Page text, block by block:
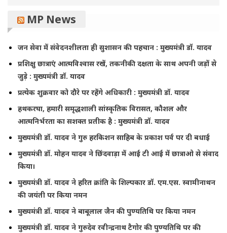
MP News
जन सेवा में संवेदनशीलता ही सुशासन की पहचान : मुख्यमंत्री डॉ. यादव
प्रशिक्षु छात्राएं आत्मविश्वास रखें, तकनीकी दक्षता के साथ अपनी जड़ों से
जुड़े : मुख्यमंत्री डॉ. यादव
प्रत्येक शुक्रवार को दौरे पर रहेंगे अधिकारी : मुख्यमंत्री डॉ. यादव
हथकरघा, हमारी समृद्धशाली सांस्कृतिक विरासत, कौशल और
आत्मनिर्भरता का सशक्त प्रतीक है : मुख्यमंत्री डॉ. यादव
मुख्यमंत्री डॉ. यादव ने गुरु हरकिशन साहिब के प्रकाश पर्व पर दी बधाई
मुख्यमंत्री डॉ. मोहन यादव ने छिंदवाड़ा में आई टी आई में छात्राओ से संवाद
किया।
मुख्यमंत्री डॉ. यादव ने हरित क्रांति के शिल्पकार डॉ. एम.एस. स्वामीनाथन
की जयंती पर किया नमन
मुख्यमंत्री डॉ. यादव ने बाबूलाल जैन की पुण्यतिथि पर किया नमन
मुख्यमंत्री डॉ. यादव ने गुरुदेव रवीन्द्रनाथ टैगोर की पुण्यतिथि पर की